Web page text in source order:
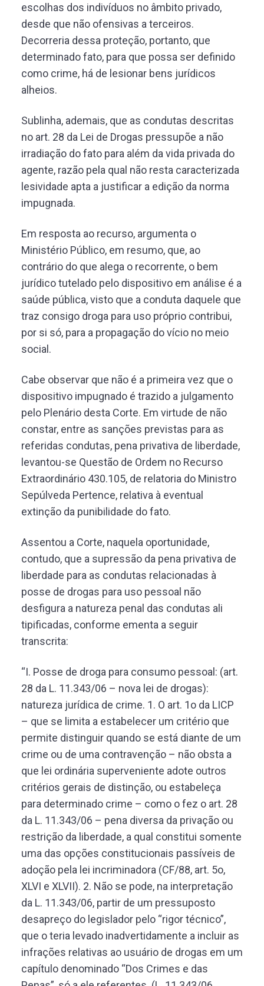
escolhas dos indivíduos no âmbito privado,
desde que não ofensivas a terceiros.
Decorreria dessa proteção, portanto, que
determinado fato, para que possa ser definido
como crime, há de lesionar bens jurídicos
alheios.
Sublinha, ademais, que as condutas descritas
no art. 28 da Lei de Drogas pressupõe a não
irradiação do fato para além da vida privada do
agente, razão pela qual não resta caracterizada
lesividade apta a justificar a edição da norma
impugnada.
Em resposta ao recurso, argumenta o
Ministério Público, em resumo, que, ao
contrário do que alega o recorrente, o bem
jurídico tutelado pelo dispositivo em análise é a
saúde pública, visto que a conduta daquele que
traz consigo droga para uso próprio contribui,
por si só, para a propagação do vício no meio
social.
Cabe observar que não é a primeira vez que o
dispositivo impugnado é trazido a julgamento
pelo Plenário desta Corte. Em virtude de não
constar, entre as sanções previstas para as
referidas condutas, pena privativa de liberdade,
levantou-se Questão de Ordem no Recurso
Extraordinário 430.105, de relatoria do Ministro
Sepúlveda Pertence, relativa à eventual
extinção da punibilidade do fato.
Assentou a Corte, naquela oportunidade,
contudo, que a supressão da pena privativa de
liberdade para as condutas relacionadas à
posse de drogas para uso pessoal não
desfigura a natureza penal das condutas ali
tipificadas, conforme ementa a seguir
transcrita:
“I. Posse de droga para consumo pessoal: (art.
28 da L. 11.343/06 – nova lei de drogas):
natureza jurídica de crime. 1. O art. 1o da LICP
– que se limita a estabelecer um critério que
permite distinguir quando se está diante de um
crime ou de uma contravenção – não obsta a
que lei ordinária superveniente adote outros
critérios gerais de distinção, ou estabeleça
para determinado crime – como o fez o art. 28
da L. 11.343/06 – pena diversa da privação ou
restrição da liberdade, a qual constitui somente
uma das opções constitucionais passíveis de
adoção pela lei incriminadora (CF/88, art. 5o,
XLVI e XLVII). 2. Não se pode, na interpretação
da L. 11.343/06, partir de um pressuposto
desapreço do legislador pelo “rigor técnico”,
que o teria levado inadvertidamente a incluir as
infrações relativas ao usuário de drogas em um
capítulo denominado “Dos Crimes e das